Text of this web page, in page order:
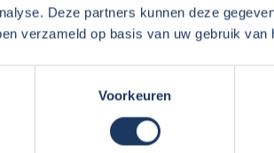
Deze partners kunnen deze
verzameld op basis van uw gebruik van
Voorkeuren
gekozen en waarom?
conform afspraak,
garantiezaken?